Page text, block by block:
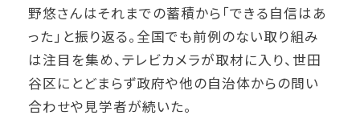
野悠さんはそれまでの蓄積から「できる自信はあ
った」と振り返る。全国でも前例のない取り組み
は注目を集め、テレビカメラが取材に入り、世田
谷区にとどまらず政府や他の自治体からの問い
合わせや見学者が続いた。